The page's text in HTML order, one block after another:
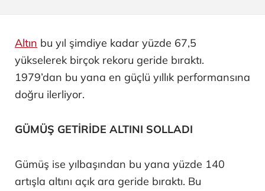
Altın bu yıl şimdiye kadar yüzde 67,5
yükselerek birçok rekoru geride bıraktı.
1979’dan bu yana en güçlü yıllık performansına
doğru ilerliyor.
GÜMÜŞ GETİRİDE ALTINI SOLLADI
Gümüş ise yılbaşından bu yana yüzde 140
artışla altını açık ara geride bıraktı. Bu